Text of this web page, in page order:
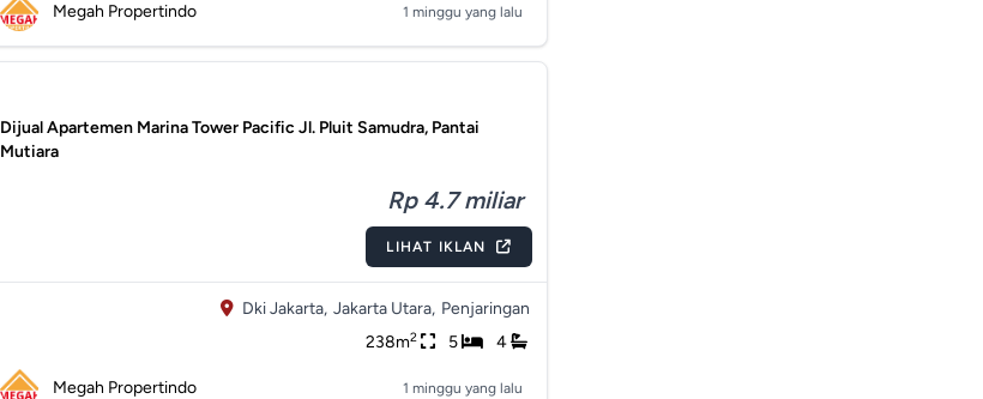
Megah Propertindo 1 minggu yang lalu
Dijual Apartemen Marina Tower Pacific Jl. Pluit Samudra, Pantai
Mutiara
Rp 4.7 miliar
LIHAT IKLAN
Dki Jakarta, Jakarta Utara, Penjaringan
238m2 5 4
Megah Propertindo 1 minggu yang lalu